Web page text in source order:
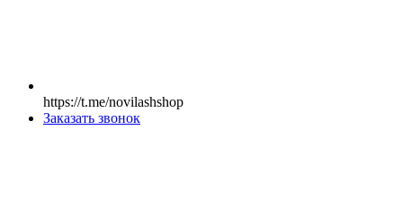
https://t.me/novilashshop
Заказать звонок